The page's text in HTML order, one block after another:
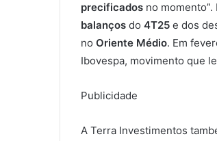
precificados no
balanços do 4T25 e dos
no Oriente Médio. Em
Ibovespa, movimento que
Publicidade
A Terra Investimentos